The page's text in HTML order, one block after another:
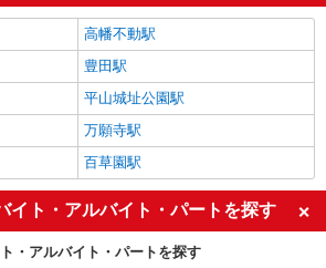
高幡不動駅
豊田駅
平山城址公園駅
万願寺駅
百草園駅
イト・アルバイト・パートを探す
・アルバイト・パートを探す